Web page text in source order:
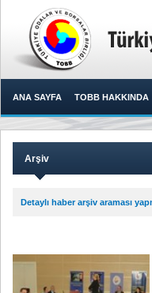
ANA SAYFA TOBB HAKKINDA
Arşiv
Detaylı haber arşiv araması